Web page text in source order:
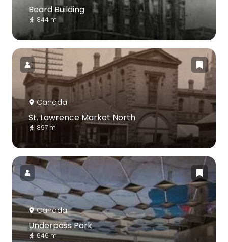
Beard Building
844 m
Canada
St. Lawrence Market North
897 m
Canada
Underpass Park
646 m